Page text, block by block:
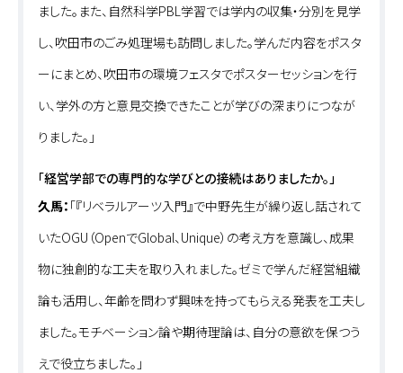
ました。また、自然科学PBL学習では学内の収集・分別を見学
し、吹田市のごみ処理場も訪問しました。学んだ内容をポスタ
ーにまとめ、吹田市の環境フェスタでポスターセッションを行
い、学外の方と意見交換できたことが学びの深まりにつなが
りました。」
「経営学部での専門的な学びとの接続はありましたか。」
久馬： 「『リベラルアーツ入門』で中野先生が繰り返し話されて
いたOGU（OpenでGlobal、Unique）の考え方を意識し、成果
物に独創的な工夫を取り入れました。ゼミで学んだ経営組織
論も活用し、年齢を問わず興味を持ってもらえる発表を工夫し
ました。モチベーション論や期待理論は、自分の意欲を保つう
えで役立ちました。」